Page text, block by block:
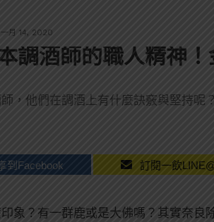
一月 14, 2020
調酒師的職人精神
，他們在調酒上有什麼訣竅與堅持呢
到Facebook 訂閱一飲
象？有一群鹿或是大佛嗎？其實奈良